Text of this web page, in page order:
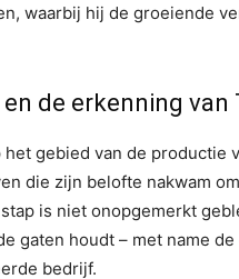
waarbij hij de groeiende
de erkenning van
gebied van de productie
die zijn belofte nakwam
is niet onopgemerkt
gaten houdt – met name de
bedrijf.